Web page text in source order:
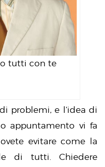
tutti con te
problemi, e l’idea di
appuntamento vi fa
evitare come la
di tutti. Chiedere